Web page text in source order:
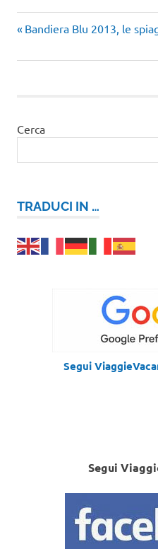
Navigazione
articoli
Articolo
Bandiera Blu 2013, le
Cerca
TRADUCI IN …
Segui
Segui